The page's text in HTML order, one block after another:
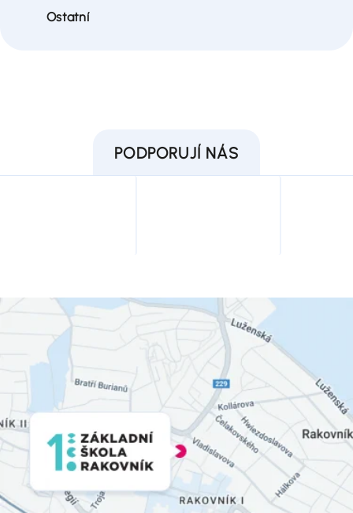
Ostatní
PODPORUJÍ NÁS